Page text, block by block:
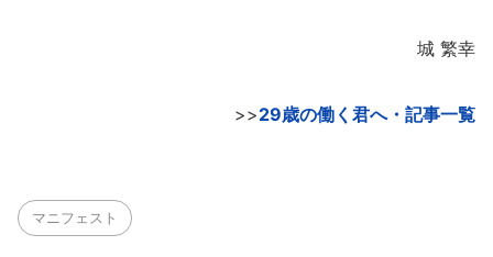
城 繁幸
>>29歳の働く君へ・記事一覧
マニフェスト